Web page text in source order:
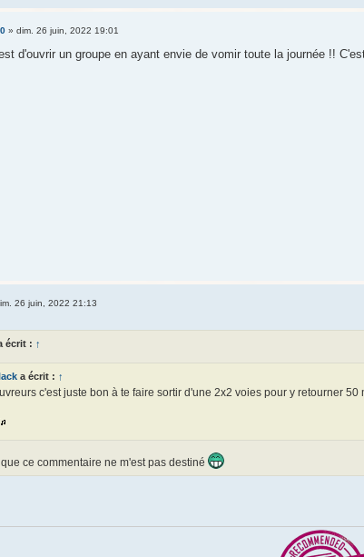
» dim. 26 juin, 2022 19:01
d'ouvrir un groupe en ayant envie de vomir toute la journée !!
26 juin, 2022 21:13
écrit : ↑
a écrit : ↑
c'est juste bon à te faire sortir d'une 2x2 voies pour y retourner 50
ce commentaire ne m'est pas destiné